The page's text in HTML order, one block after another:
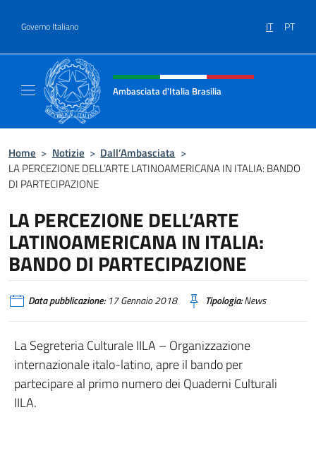
Governo Italiano IT PT
Intestazione sito, social e menù
Ambasciata d'Italia Brasilia
Home > Notizie > Dall’Ambasciata >
LA PERCEZIONE DELL’ARTE LATINOAMERICANA IN ITALIA: BANDO
DI PARTECIPAZIONE
LA PERCEZIONE DELL’ARTE
LATINOAMERICANA IN ITALIA:
BANDO DI PARTECIPAZIONE
Data pubblicazione:17 Gennaio 2018 Tipologia:News
La Segreteria Culturale IILA – Organizzazione
internazionale italo-latino, apre il bando per
partecipare al primo numero dei Quaderni Culturali
IILA.